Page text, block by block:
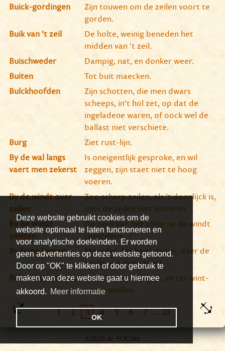
Deze website gebruikt cookies om de
website optimaal te laten functioneren en
voor analytische doeleinden. Er worden
geen advertenties op deze website getoond.
Door op "OK" te klikken of door gebruik te
maken van deze website gaat u hiermee
akkoord. Meer informatie
OK
Buick-gordingen
Zijn touwen om de zeilen voort te
gorden.
Buik van 't zeil
De holte, weinig beneden het
midden van 't zeil.
Buischweder
Dampig, nat, en donker weer.
Buiten
Tot buit maecken.
Bulckhoofden
Zijn schotten, die men dwars
scheeps, in't hol zet, op dat de
ingeladene waren, of oock wel de
ballast niet verschiete.
Burg
Ziet rust-lijn.
By de wal langs
vaert men zekerst
Is oneigentlijk gesproke, en wil
zeggen, zijn staet niet te hoog
voeren.
By de windt over
zeilen
Zoo scherp zeilen, als 't doenlijck is,
mits de zeilen niet leuteren.
By de windt
smijten
De neus van het schip na de windt
toestellen.
By laten komen
Meerder dat heen zeilen, daer de
windt van daen komt.
Byhaelen, byzetten De zeilen bybrengen, en ter wint-
vanck-stellen.
1
2 3 4 5 6 7 ... 23
©2026 de VOCsite